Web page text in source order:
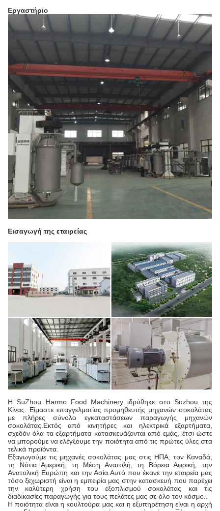
Εργαστήριο
Εισαγωγή της εταιρείας
Η SuZhou Harmo Food Machinery ιδρύθηκε στο Suzhou της
Κίνας. Είμαστε επαγγελματίας προμηθευτής μηχανών σοκολάτας
με πλήρες σύνολο εγκαταστάσεων παραγωγής μηχανών
σοκολάτας.Εκτός από κινητήρες και ηλεκτρικά εξαρτήματα,
σχεδόν όλα τα εξαρτήματα κατασκευάζονται από εμάς, έτσι ώστε
να μπορούμε να ελέγξουμε την ποιότητα από τις πρώτες ύλες στα
τελικά προϊόντα.
Εξαγωγούμε τις μηχανές σοκολάτας μας στις ΗΠΑ, τον Καναδά,
τη Νότια Αμερική, τη Μέση Ανατολή, τη Βόρεια Αφρική, την
Ανατολική Ευρώπη και την Ασία.Αυτό που έκανε την εταιρεία μας
τόσο ξεχωριστή είναι η εμπειρία μας στην κατασκευή που παρέχει
την καλύτερη χρήση του εξοπλισμού σοκολάτας και τις
διαδικασίες παραγωγής για τους πελάτες μας σε όλο τον κόσμο..
Η ποιότητα είναι η κουλτούρα μας και η εξυπηρέτηση είναι η αρχή